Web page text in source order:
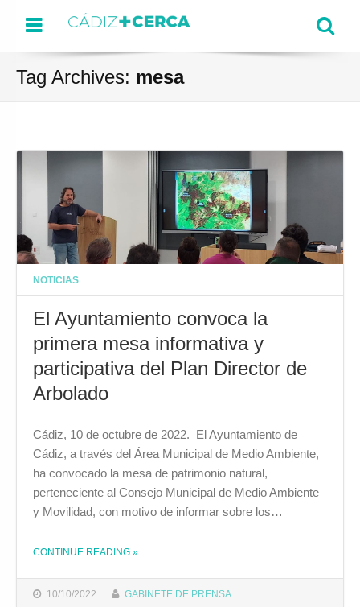
Menu
Tag Archives: mesa
NOTICIAS
El Ayuntamiento convoca la
primera mesa informativa y
participativa del Plan Director de
Arbolado
10/10/2022 GABINETE DE PRENSA
Cádiz, 10 de octubre de 2022. El Ayuntamiento de
Cádiz, a través del Área Municipal de Medio Ambiente,
ha convocado la mesa de patrimonio natural,
perteneciente al Consejo Municipal de Medio Ambiente
y Movilidad, con motivo de informar sobre los…
CONTINUE READING THE "EL AYUNTAMIENTO CONVOCA LA PRIMERA MESA INFORMATIVA Y PARTICIPATIVA DEL PLAN DIRECTOR DE ARBOLADO"
»